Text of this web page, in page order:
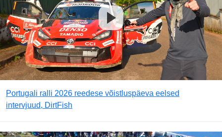
Portugali ralli 2026 reedese võistluspäeva eelsed
intervjuud, DirtFish